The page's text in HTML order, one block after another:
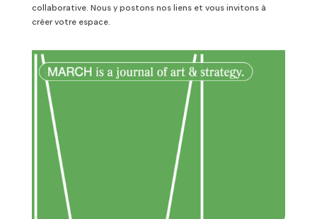
collaborative. Nous y postons nos liens et vous invitons à
créer votre espace.